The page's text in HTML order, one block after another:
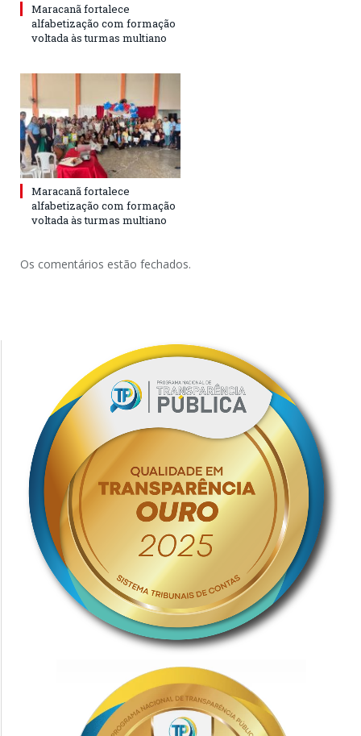
Maracanã fortalece
alfabetização com formação
voltada às turmas multiano
Maracanã fortalece
alfabetização com formação
voltada às turmas multiano
Os comentários estão fechados.